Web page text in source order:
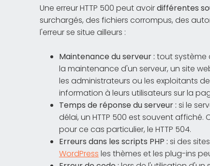
Une erreur HTTP 500 peut avoirdifférentes
surchargés, des fichiers corrompus, des
l'erreur se situe ailleurs :
Maintenance du serveur : tout système
la maintenance d'un serveur, un site
les administrateurs ou les exploitants
information à leurs utilisateurs sur la
Temps de réponse du serveur : si le
délai, un HTTP 500 est souvent
pour ce cas particulier, le HTTP 504.
Erreurs dans les scripts PHP : si des
WordPress les thèmes et les plug-ins